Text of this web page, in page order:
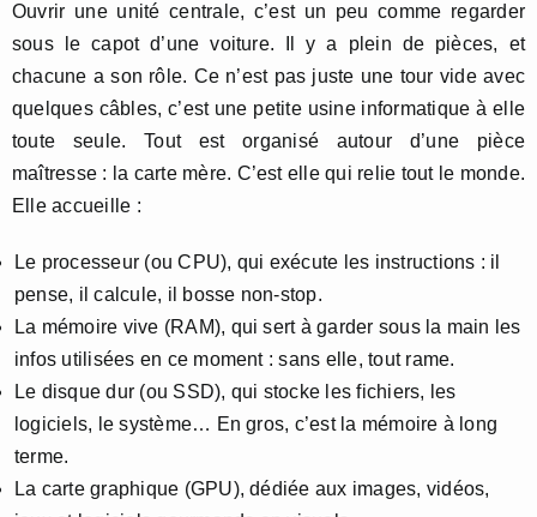
Ouvrir une unité centrale, c’est un peu comme regarder
sous le capot d’une voiture. Il y a plein de pièces, et
chacune a son rôle. Ce n’est pas juste une tour vide avec
quelques câbles, c’est une petite usine informatique à elle
toute seule. Tout est organisé autour d’une pièce
maîtresse : la carte mère. C’est elle qui relie tout le monde.
Elle accueille :
Le processeur (ou CPU), qui exécute les instructions : il
pense, il calcule, il bosse non-stop.
La mémoire vive (RAM), qui sert à garder sous la main les
infos utilisées en ce moment : sans elle, tout rame.
Le disque dur (ou SSD), qui stocke les fichiers, les
logiciels, le système… En gros, c’est la mémoire à long
terme.
La carte graphique (GPU), dédiée aux images, vidéos,